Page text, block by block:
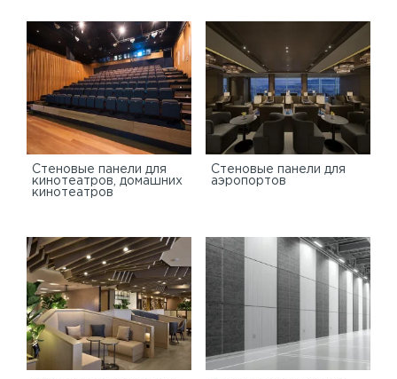
Стеновые панели для
кинотеатров, домашних
кинотеатров
Стеновые панели для
аэропортов